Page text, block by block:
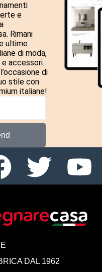
e
Rimani
ultime
di moda,
accessori.
di
stile con
italiane!
DAL 1962